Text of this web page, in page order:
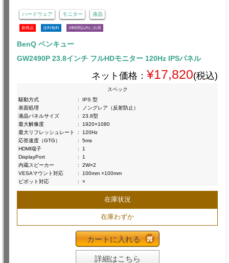
ハードウェア モニター 液晶
新商品 送料無料 24時間以内に出荷
BenQ ベンキュー
GW2490P 23.8インチ フルHDモニター 120Hz IPSパネル
ネット価格： ¥17,820(税込)
スペック
駆動方式
:
IPS 型
表面処理
:
ノングレア（反射防止）
液晶パネルサイズ
:
23.8型
最大解像度
:
1920×1080
最大リフレッシュレート
:
120Hz
応答速度（GTG）
:
5ms
HDMI端子
:
1
DisplayPort
:
1
内蔵スピーカー
:
2W×2
VESAマウント対応
:
100mm ×100mm
ピボット対応
: ×
在庫状況
在庫わずか
カートに入れる
詳細はこちら